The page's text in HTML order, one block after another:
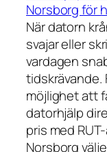
Norsborg för
När datorn
svajar eller
vardagen
tidskrävande.
möjlighet att
datorhjälp
pris med
Norsborg